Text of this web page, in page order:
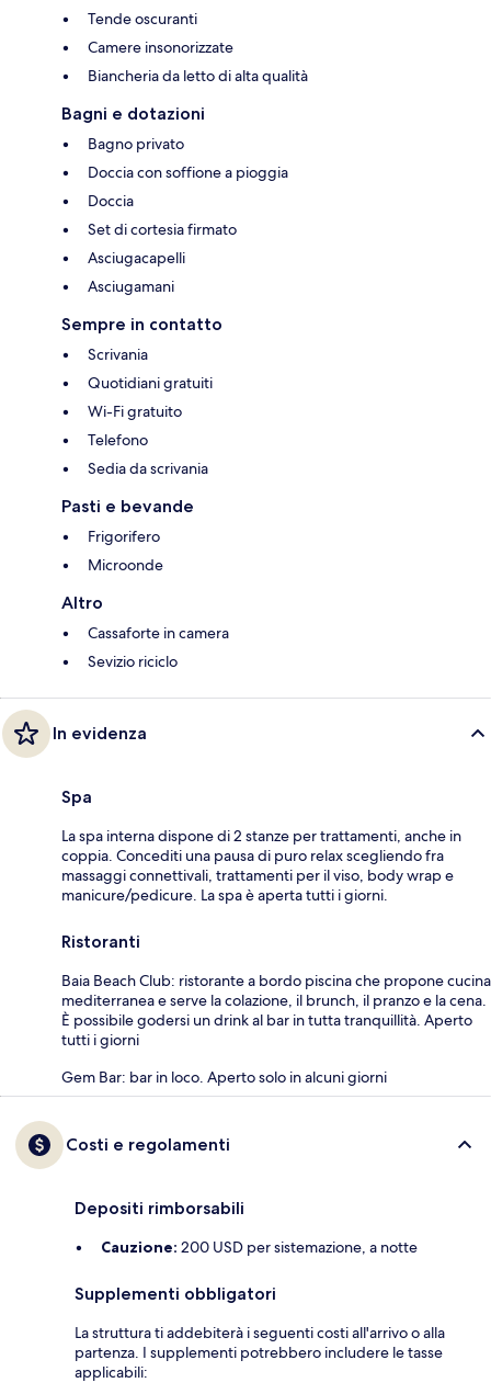
Tende oscuranti
Camere insonorizzate
Biancheria da letto di alta qualità
Bagni e dotazioni
Bagno privato
Doccia con soffione a pioggia
Doccia
Set di cortesia firmato
Asciugacapelli
Asciugamani
Sempre in contatto
Scrivania
Quotidiani gratuiti
Wi-Fi gratuito
Telefono
Sedia da scrivania
Pasti e bevande
Frigorifero
Microonde
Altro
Cassaforte in camera
Sevizio riciclo
In evidenza
Spa
La spa interna dispone di 2 stanze per trattamenti, anche in
coppia. Concediti una pausa di puro relax scegliendo fra
massaggi connettivali, trattamenti per il viso, body wrap e
manicure/pedicure. La spa è aperta tutti i giorni.
Ristoranti
Baia Beach Club: ristorante a bordo piscina che propone cucina
mediterranea e serve la colazione, il brunch, il pranzo e la cena.
È possibile godersi un drink al bar in tutta tranquillità. Aperto
tutti i giorni
Gem Bar: bar in loco. Aperto solo in alcuni giorni
Costi e regolamenti
Depositi rimborsabili
Cauzione: 200 USD per sistemazione, a notte
Supplementi obbligatori
La struttura ti addebiterà i seguenti costi all'arrivo o alla
partenza. I supplementi potrebbero includere le tasse
applicabili: